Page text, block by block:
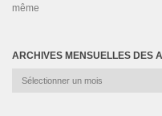
même
ARCHIVES MENSUELLES DES
Archives